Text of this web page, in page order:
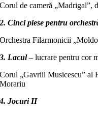
Corul de cameră „Madrigal”,
2. Cinci piese pentru
Orchestra Filarmonicii
3. Lacul–lucrare pentru cor
Corul „Gavriil Musicescu” al
Morariu
4. Jocuri II